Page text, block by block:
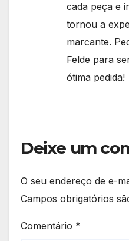
cada peça e
tornou a
marcante.
Felde para
ótima pedida!
Deixe um
O seu endereço de e-
Campos obrigatórios
Comentário *